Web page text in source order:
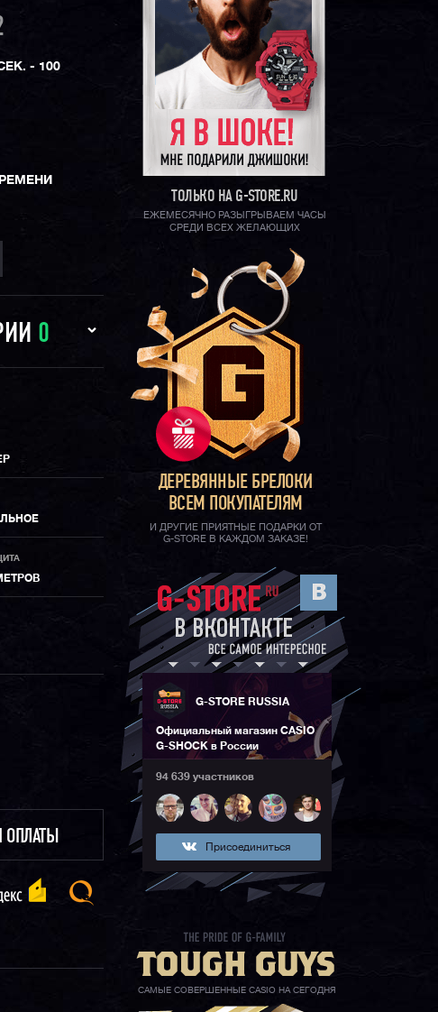
- 100
0
ОПЛАТЫ
ТОЛЬКО НА G-STORE.RU
ЕЖЕМЕСЯЧНО РАЗЫГРЫВАЕМ ЧАСЫ
СРЕДИ ВСЕХ ЖЕЛАЮЩИХ
ДЕРЕВЯННЫЕ БРЕЛОКИ
ВСЕМ ПОКУПАТЕЛЯМ
И ДРУГИЕ ПРИЯТНЫЕ ПОДАРКИ ОТ
G-STORE В КАЖДОМ ЗАКАЗЕ!
G-STORE RUSSIA
Официальный магазин CASIO
G-SHOCK в России
94 639 участников
Присоединиться
САМЫЕ СОВЕРШЕННЫЕ CASIO НА СЕГОДНЯ